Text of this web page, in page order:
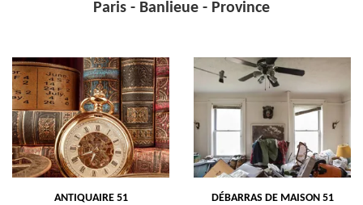
Paris - Banlieue - Province
ANTIQUAIRE 51 DÉBARRAS DE MAISON 51